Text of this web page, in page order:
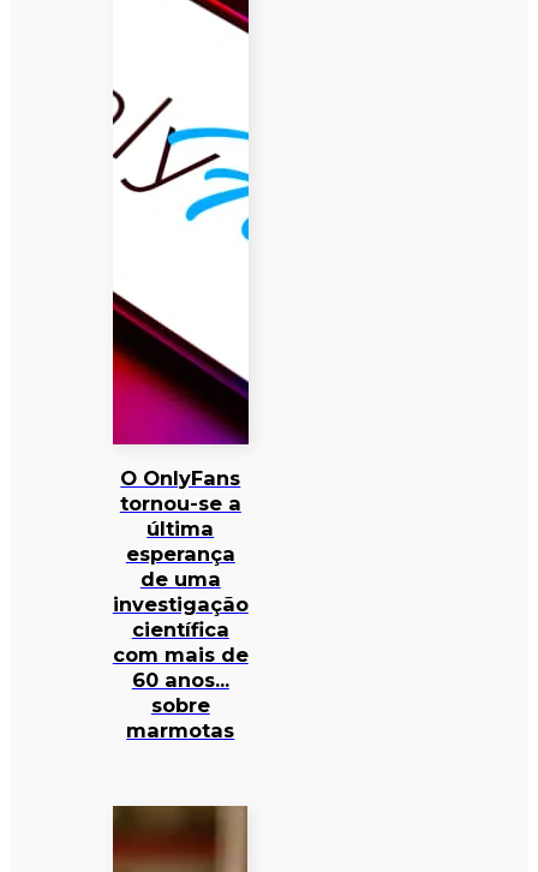
O OnlyFans
tornou-se a
última
esperança
de uma
investigação
científica
com mais de
60 anos…
sobre
marmotas